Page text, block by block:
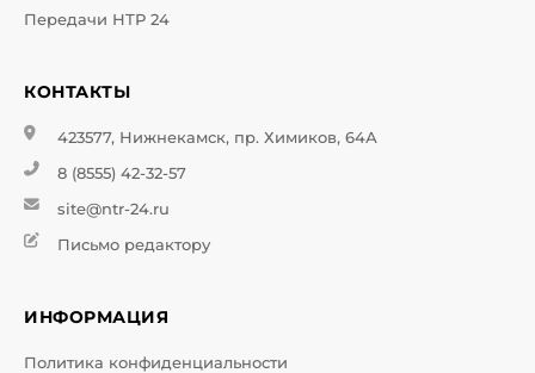
Передачи НТР 24
КОНТАКТЫ
423577, Нижнекамск, пр. Химиков, 64А
8 (8555) 42-32-57
site@ntr-24.ru
Письмо редактору
ИНФОРМАЦИЯ
Политика конфиденциальности